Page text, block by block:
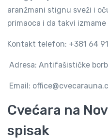
aranžmani stignu sveži i
primaoca i da takvi
Kontakt telefon: +381 64
Adresa: Antifašističke
Email:
Cvećara na
spisak